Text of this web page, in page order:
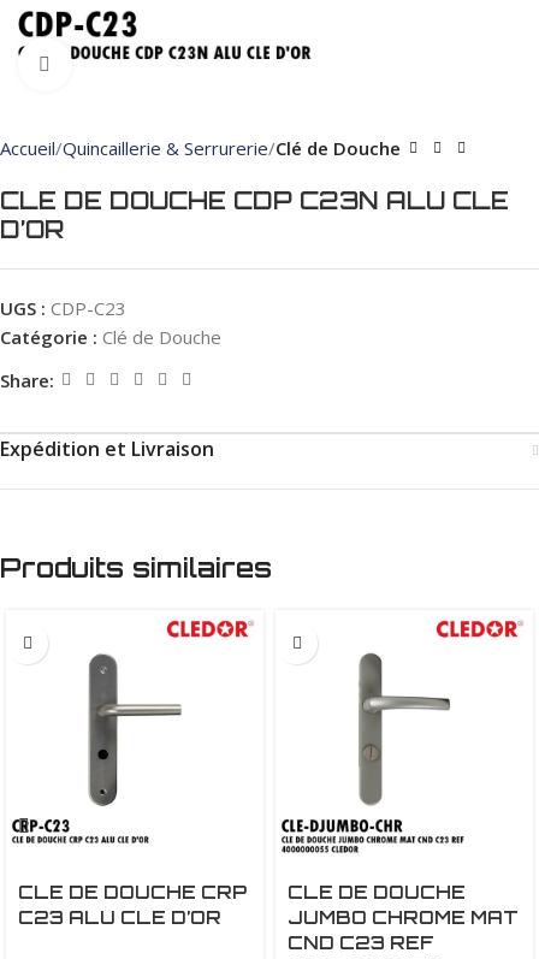
Click to enlarge
Accueil Quincaillerie & Serrurerie Clé de Douche
CLE DE DOUCHE CDP C23N ALU CLE
D’OR
UGS : CDP-C23
Catégorie : Clé de Douche
Share:
Expédition et Livraison
Produits similaires
CLE DE DOUCHE CRP
C23 ALU CLE D’OR
CLE DE DOUCHE
JUMBO CHROME MAT
CND C23 REF